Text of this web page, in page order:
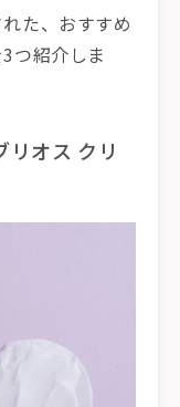
た、おすすめ
つ紹介しま
リオス クリ